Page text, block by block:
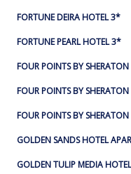
FORTUNE DEIRA HOTEL 3*
FORTUNE PEARL HOTEL 3*
FOUR POINTS BY
FOUR POINTS BY
FOUR POINTS BY
GOLDEN SANDS HOTEL
GOLDEN TULIP MEDIA